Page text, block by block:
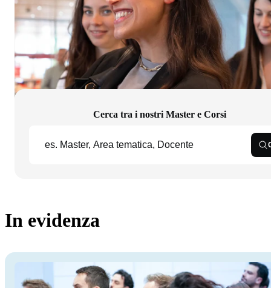
Cerca tra i nostri Master e Corsi
In evidenza